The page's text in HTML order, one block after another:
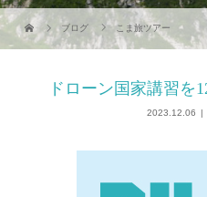
ブログ こま旅ツアー
ドローン国家講習を
2023.12.06